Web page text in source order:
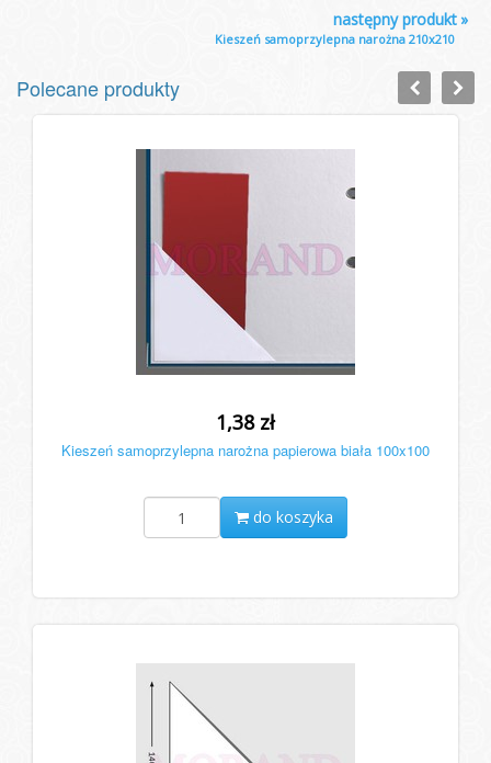
»
następny produkt
Kieszeń samoprzylepna narożna 210x210
Polecane produkty
1,38 zł
Kieszeń samoprzylepna narożna papierowa biała 100x100
do koszyka